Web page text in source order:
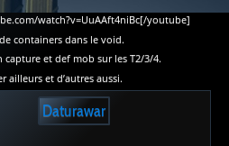
watch?v=UuAAft4niBc[/youtube]
containers dans le void.
et def mob sur les T2/3/4.
ailleurs et d’autres aussi.
Daturawar